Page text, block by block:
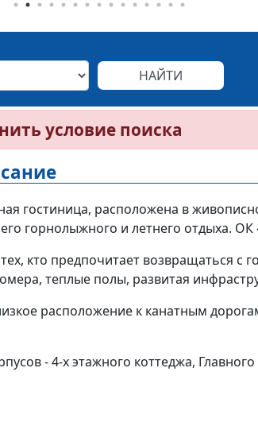
условие поиска
гостиница, расположена в
горнолыжного и летнего отдыха. ОК
кто предпочитает возвращаться
теплые полы, развитая
расположение к канатным
- 4-х этажного коттеджа,